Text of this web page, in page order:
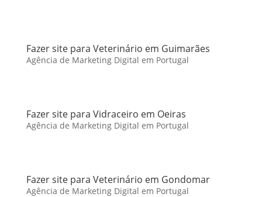
Fazer site para Veterinário em Guimarães
Agência de Marketing Digital em Portugal
Fazer site para Vidraceiro em Oeiras
Agência de Marketing Digital em Portugal
Fazer site para Veterinário em Gondomar
Agência de Marketing Digital em Portugal